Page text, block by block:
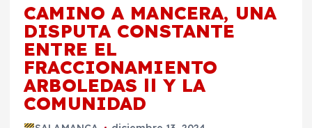
CAMINO A MANCERA, UNA
DISPUTA CONSTANTE
ENTRE EL
FRACCIONAMIENTO
ARBOLEDAS ll Y LA
COMUNIDAD